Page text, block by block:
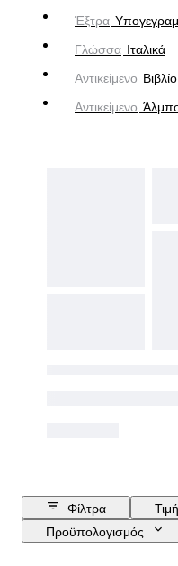
Έξτρα
Γλώσσα Ιταλικά
Αντικείμενο
Αντικείμενο
Φίλτρα
Προϋπολογισμός